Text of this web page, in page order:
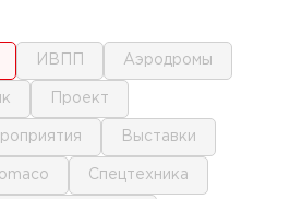
ИВПП аэродромы
проект
выставки
gomaco спецтехника